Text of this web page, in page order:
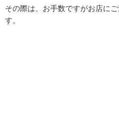
その際は、お手数ですがお店に
す。